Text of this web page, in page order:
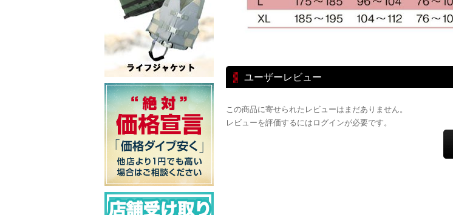
ユーザーレビュー
この商品に寄せられたレビューはまだありません。
レビューを評価するにはログインが必要です。